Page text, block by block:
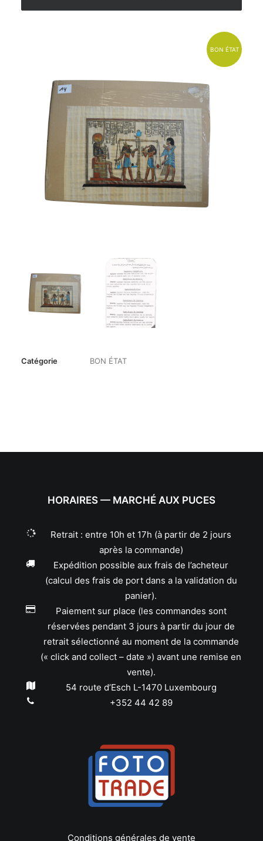
BON ÉTAT
Catégorie BON ÉTAT
HORAIRES — MARCHÉ AUX PUCES
Retrait : entre 10h et 17h (à partir de 2 jours
après la commande)
Expédition possible aux frais de l’acheteur
(calcul des frais de port dans a la validation du
panier).
Paiement sur place (les commandes sont
réservées pendant 3 jours à partir du jour de
retrait sélectionné au moment de la commande
(« click and collect – date ») avant une remise en
vente).
54 route d’Esch L-1470 Luxembourg
+352 44 42 89
Conditions générales de vente